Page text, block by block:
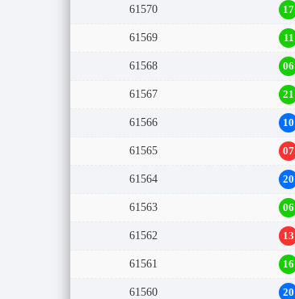
61570 17
61569 11
61568 06
61567 21
61566 10
61565 07
61564 20
61563 06
61562 13
61561 16
61560 20